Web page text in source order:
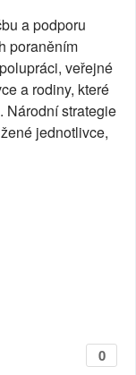
a podporu
poraněním
veřejné
a rodiny, které
Národní strategie
jednotlivce,
0